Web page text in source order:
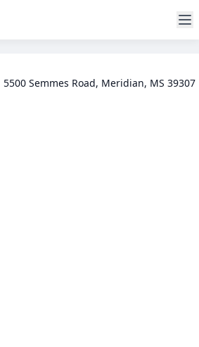
5500 Semmes Road, Meridian, MS 39307